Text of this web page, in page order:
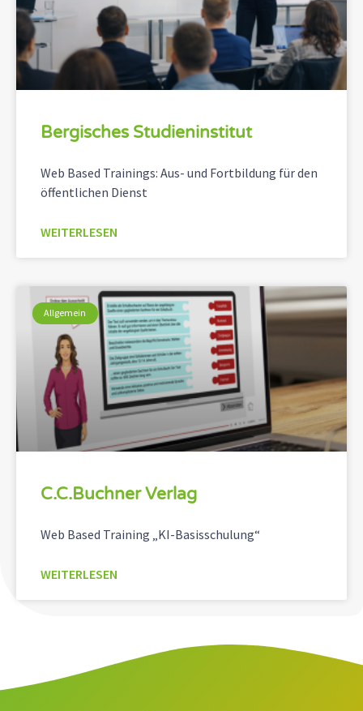
Bergisches Studieninstitut
Web Based Trainings: Aus- und Fortbildung für den
öffentlichen Dienst
WEITERLESEN
Allgemein
C.C.Buchner Verlag
Web Based Training „KI-Basisschulung“
WEITERLESEN